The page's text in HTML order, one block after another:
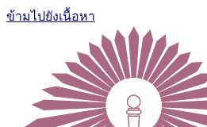
ข้ามไปยังเนื้อหา